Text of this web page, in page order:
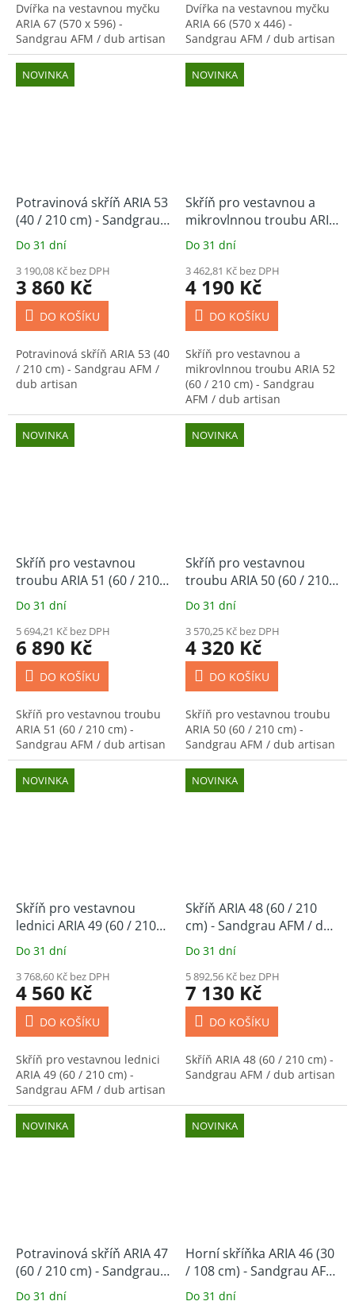
Dvířka na vestavnou myčku
ARIA 67 (570 x 596) -
Sandgrau AFM / dub artisan
Dvířka na vestavnou myčku
ARIA 66 (570 x 446) -
Sandgrau AFM / dub artisan
NOVINKA
Potravinová skříň ARIA 53
(40 / 210 cm) - Sandgrau
AFM / dub artisan
Do 31 dní
3 190,08 Kč bez DPH
3 860 Kč
DO KOŠÍKU
Potravinová skříň ARIA 53 (40
/ 210 cm) - Sandgrau AFM /
dub artisan
NOVINKA
Skříň pro vestavnou a
mikrovlnnou troubu ARIA
52 (60 / 210 cm) -
Sandgrau AFM / dub
artisan
Do 31 dní
3 462,81 Kč bez DPH
4 190 Kč
DO KOŠÍKU
Skříň pro vestavnou a
mikrovlnnou troubu ARIA 52
(60 / 210 cm) - Sandgrau
AFM / dub artisan
NOVINKA
Skříň pro vestavnou
troubu ARIA 51 (60 / 210
cm) - Sandgrau AFM / dub
artisan
Do 31 dní
5 694,21 Kč bez DPH
6 890 Kč
DO KOŠÍKU
Skříň pro vestavnou troubu
ARIA 51 (60 / 210 cm) -
Sandgrau AFM / dub artisan
NOVINKA
Skříň pro vestavnou
troubu ARIA 50 (60 / 210
cm) - Sandgrau AFM / dub
artisan
Do 31 dní
3 570,25 Kč bez DPH
4 320 Kč
DO KOŠÍKU
Skříň pro vestavnou troubu
ARIA 50 (60 / 210 cm) -
Sandgrau AFM / dub artisan
NOVINKA
Skříň pro vestavnou
lednici ARIA 49 (60 / 210
cm) - Sandgrau AFM / dub
artisan
Do 31 dní
3 768,60 Kč bez DPH
4 560 Kč
DO KOŠÍKU
Skříň pro vestavnou lednici
ARIA 49 (60 / 210 cm) -
Sandgrau AFM / dub artisan
NOVINKA
Skříň ARIA 48 (60 / 210
cm) - Sandgrau AFM / dub
artisan
Do 31 dní
5 892,56 Kč bez DPH
7 130 Kč
DO KOŠÍKU
Skříň ARIA 48 (60 / 210 cm) -
Sandgrau AFM / dub artisan
NOVINKA
Potravinová skříň ARIA 47
(60 / 210 cm) - Sandgrau
AFM / dub artisan
Do 31 dní
NOVINKA
Horní skříňka ARIA 46 (30
/ 108 cm) - Sandgrau AFM
/ dub artisan
Do 31 dní